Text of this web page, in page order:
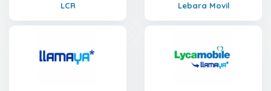
LCR Lebara Movil